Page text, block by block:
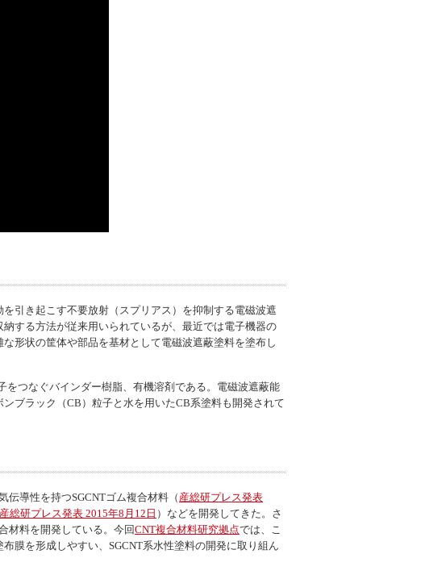
引き起こす不要放射（スプリアス）を抑制する電磁波遮
する方法が従来用いられているが、最近では電子機器の
形状の筐体や部品を基材として電磁波遮蔽塗料を塗布し
つなぐバインダー樹脂、有機溶剤である。電磁波遮蔽能
ブラック（CB）粒子と水を用いたCB系塗料も開発されて
導性を持つSGCNTゴム複合材料（ 産総研プレス発表
産総研プレス発表 2015年8月12日 ）などを開発してきた。さ
材料を開発している。今回CNT複合材料研究拠点では、こ
膜を形成しやすい、SGCNT系水性塗料の開発に取り組ん